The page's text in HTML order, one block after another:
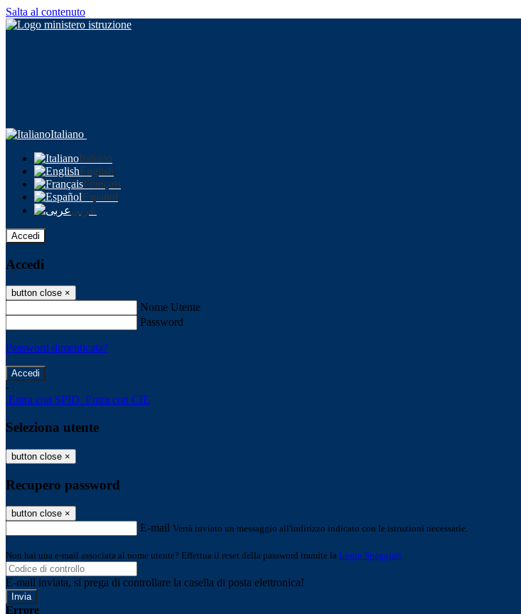
Salta al contenuto
Italiano
Italiano
English
Français
Español
عربى
Accedi
Accedi
button close ×
Nome Utente
Password
Password dimenticata?
-
Entra con SPID Entra con CIE
Seleziona utente
button close ×
Recupero password
button close ×
E-mail Verrà inviato un messaggio all'indirizzo indicato con le istruzioni necessarie.
Non hai una e-mail associata al nome utente? Effettua il reset della password tramite la Login Spaggiari
E-mail inviata, si prega di controllare la casella di posta elettronica!
Errore